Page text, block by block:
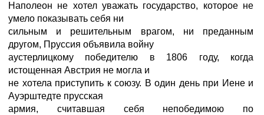
Наполеон не хотел уважать государство, которое не
умело показывать себя ни
сильным и решительным врагом, ни преданным
другом, Пруссия объявила войну
аустерлицкому победителю в 1806 году, когда
истощенная Австрия не могла и
не хотела приступить к союзу. В один день при Иене и
Ауэрштедте прусская
армия, считавшая себя непобедимою по